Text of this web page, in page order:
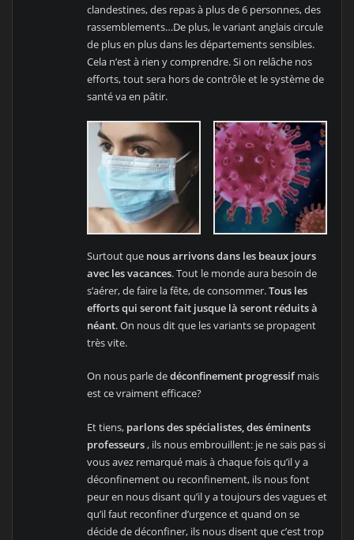
clandestines, des repas à plus de 6 personnes, des
rassemblements…De plus, le variant anglais circule
de plus en plus dans les départements sensibles.
Cela n’est à rien y comprendre. Si on relâche nos
efforts, tout sera hors de contrôle et le système de
santé va en pâtir.
Surtout que nous arrivons dans les beaux jours
avec les vacances. Tout le monde aura besoin de
s’aérer, de faire la fête, de consommer.Tous les
efforts qui seront fait jusque là seront réduits à
néant. On nous dit que les variants se propagent
très vite.
On nous parle dedéconfinement progressifmais
est ce vraiment efficace?
Et tiens, parlons des spécialistes, des éminents
professeurs , ils nous embrouillent: je ne sais pas si
vous avez remarqué mais à chaque fois qu’il y a
déconfinement ou reconfinement, ils nous font
peur en nous disant qu’il y a toujours des vagues et
qu’il faut reconfiner d’urgence et quand on se
décide de déconfiner, ils nous disent que c’est trop